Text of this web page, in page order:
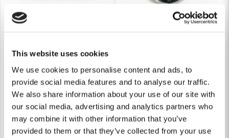
This website uses cookies
We use cookies to personalise content and ads, to
provide social media features and to analyse our traffic.
We also share information about your use of our site with
our social media, advertising and analytics partners who
may combine it with other information that you’ve
provided to them or that they’ve collected from your use
WEBER RESERVDELAR
Weber 66543 Sprint & Hårnål Q-lock
60 kr
48 kr
Leveranstid ifrån leverantör ca
10-15 arbetsdagar
Bevaka
Weber 69823 Ring Till
159 kr
126 kr
Finns i Webblager
Köp